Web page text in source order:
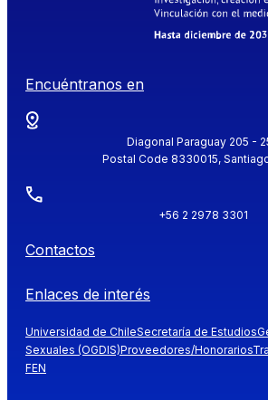
Encuéntranos en
Diagonal Paraguay 205 -
Postal Code 8330015,
+56 2 2978 3301
Contactos
Enlaces de interés
Universidad de ChileSecretaría de Estudios
Sexuales (OGDIS)Proveedores/Honorarios
FEN